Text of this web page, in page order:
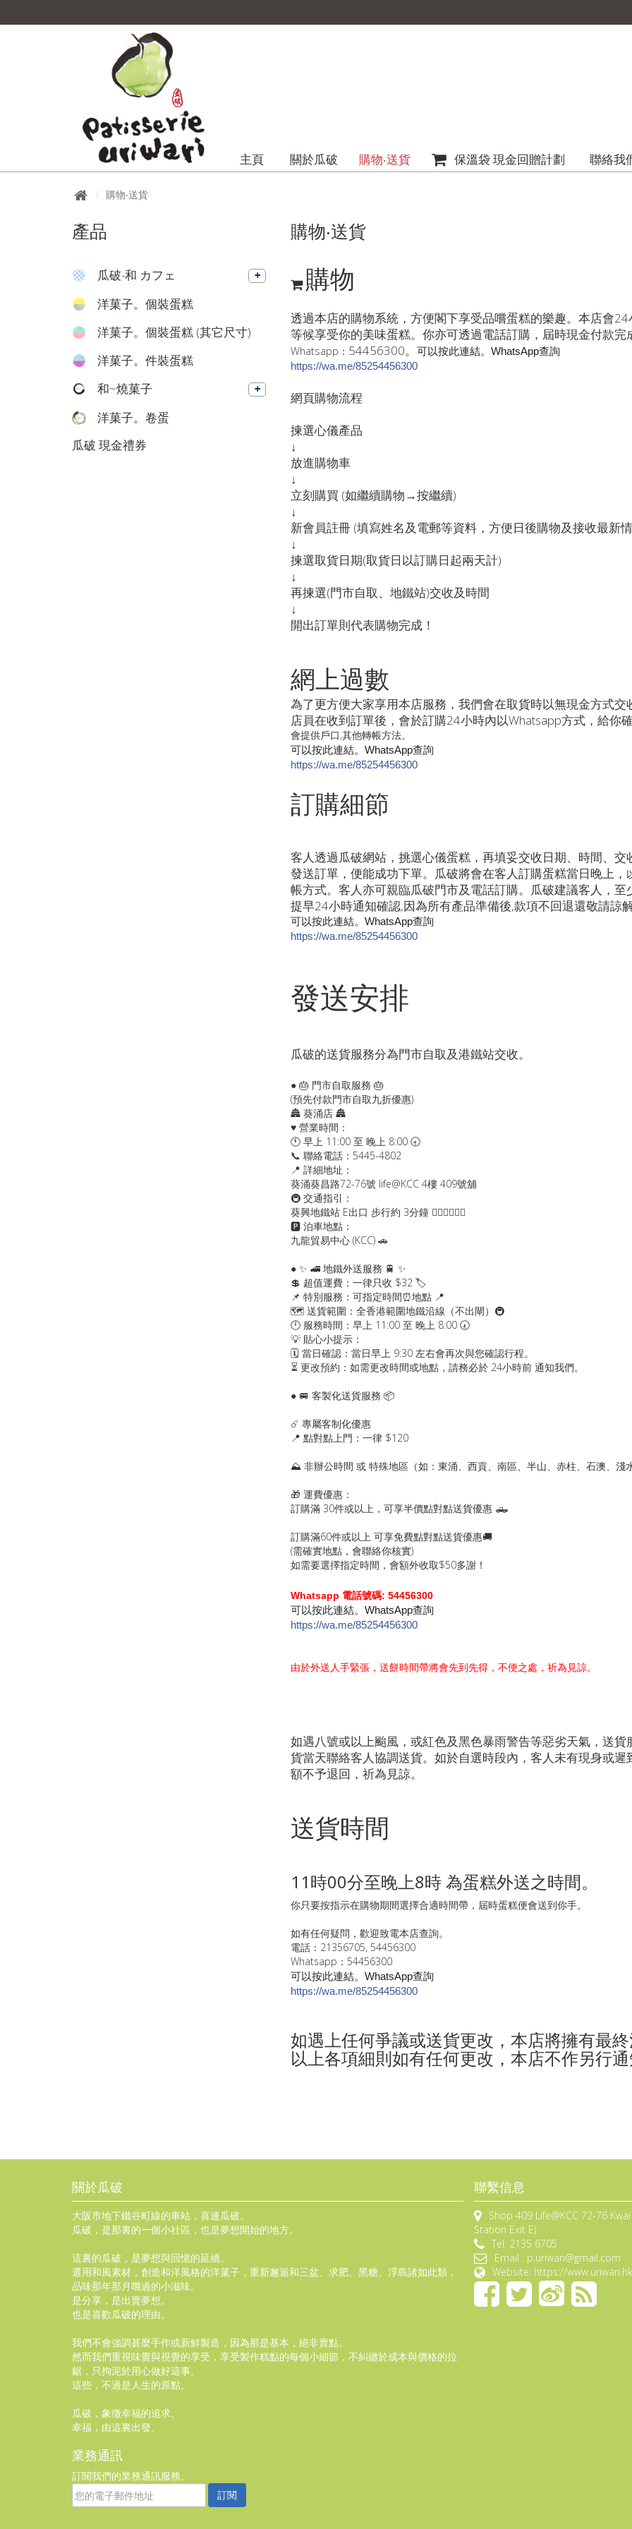
主頁 關於瓜破 購物‧送貨 保溫袋 現金回贈計劃 聯絡我
購物‧送貨
產品
瓜破-和 カフェ
洋菓子。個裝蛋糕
洋菓子。個裝蛋糕 (其它尺寸)
洋菓子。件裝蛋糕
和~燒菓子
洋菓子。卷蛋
瓜破 現金禮券
購物‧送貨
購物
透過本店的購物系統，方便閣下享受品嚐蛋糕的樂趣。本店會
等候享受你的美味蛋糕。你亦可透過電話訂購，屆時現金付款
Whatsapp ： 54456300。
可以按此連結。WhatsApp查詢
https://wa.me/85254456300
網頁購物流程
揀選心儀產品
↓
放進購物車
↓
立刻購買 (如繼續購物→按繼續)
↓
新會員註冊 (填寫姓名及電郵等資料，方便日後購物及接收最新
↓
揀選取貨日期(取貨日以訂購日起兩天計)
↓
再揀選(門市自取、地鐵站)交收及時間
↓
開出訂單則代表購物完成！
網上過數
為了更方便大家享用本店服務，我們會在取貨時以無現金方式交
店員在收到訂單後，會於訂購24小時內以Whatsapp方式，給你
會提供戶口,其他轉帳方法。
可以按此連結。WhatsApp查詢
https://wa.me/85254456300
訂購細節
客人透過瓜破網站，挑選心儀蛋糕，再填妥交收日期、時間、
發送訂單，便能成功下單。瓜破將會在客人訂購蛋糕當日晚上，
帳方式。客人亦可親臨瓜破門市及電話訂購。瓜破建議客人，
提早24小時通知確認,因為所有產品準備後,款項不回退還敬請諒
可以按此連結。WhatsApp查詢
https://wa.me/85254456300
發送安排
瓜破的送貨服務分為門市自取及港鐵站交收。
● 🎂 門市自取服務 🎂
(預先付款門市自取九折優惠)
🏯 葵涌店 🏯
♥️ 營業時間：
🕚 早上 11:00 至 晚上 8:00 🕣
📞 聯絡電話：5445-4802
📍 詳細地址：
葵涌葵昌路72-76號 life@KCC 4樓 409號舖
🚇 交通指引：
葵興地鐵站 E出口 步行約 3分鐘 🚶🏻‍♂️🚶🏻‍♀️
🅿️ 泊車地點：
九龍貿易中心 (KCC) 🚗
● ✨ 🚄 地鐵外送服務 🚆 ✨
💲 超值運費：一律只收 $32 🏷️
📌 特別服務：可指定時間⏰地點 📍
🗺️ 送貨範圍：全香港範圍地鐵沿線（不出閘）🚇
🕛 服務時間：早上 11:00 至 晚上 8:00 🕢
💡 貼心小提示：
🗓️ 當日確認：當日早上 9:30 左右會再次與您確認行程。
⏳ 更改預約：如需更改時間或地點，請務必於 24小時前 通知我們。
● 🚐 客製化送貨服務 📦
☄️ 專屬客制化優惠
📍 點對點上門：一律 $120
⛰️ 非辦公時間 或 特殊地區（如：東涌、西貢、南區、半山、赤柱、石澳、淺
🎁 運費優惠：
訂購滿 30件或以上，可享半價點對點送貨優惠 🛻
訂購滿60件或以上 可享免費點對點送貨優惠🚚
(需確實地點，會聯絡你核實)
如需要選擇指定時間 ， 會額外收取$50多謝！
Whatsapp 電話號碼: 54456300
可以按此連結。WhatsApp查詢
https://wa.me/85254456300
由於外送人手緊張，送餅時間帶將會先到先得，不便之處，祈為見諒。
如遇八號或以上颱風，或紅色及黑色暴雨警告等惡劣天氣，送
貨當天聯絡客人協調送貨。如於自選時段內，客人未有現身或
額不予退回，祈為見諒。
送貨時間
11時00分至晚上8時 為蛋糕外送之時間。
你只要按指示在購物期間選擇合適時間帶，屆時蛋糕便會送到你手。
如有任何疑問，歡迎致電本店查詢。
電話：21356705, 54456300
Whatsapp：54456300
可以按此連結。WhatsApp查詢
https://wa.me/85254456300
如遇上任何爭議或送貨更改，本店將擁有最終
以上各項細則如有任何更改，本店不作另行通
關於瓜破
大阪市地下鐵谷町線的車站，喜連瓜破。
瓜破，是那裏的一個小社區，也是夢想開始的地方。
這裏的瓜破，是夢想與回憶的延續。
選用和風素材，創造和洋風格的洋菓子，重新邂逅和三盆、求肥、黑糖、浮島諸如此類，
品味那年那月嚐過的小滋味。
是分享，是出賣夢想。
也是喜歡瓜破的理由。
我們不會強調甚麼手作或新鮮製造，因為那是基本，絕非賣點。
然而我們重視味覺與視覺的享受，享受製作糕點的每個小細節，不糾纏於成本與價格的拉
鋸，只拘泥於用心做好這事。
這些，不過是人生的原點。
瓜破，象徵幸福的追求。
幸福，由這裏出發。
業務通訊
訂閱我們的業務通訊服務。
訂閱
聯繫信息
Shop 409 Life@KCC 72-76
Station Exit E)
Tel: 2135 6705
Email : p.uriwari@gmail.com
Website: https://www.uriwari.hk